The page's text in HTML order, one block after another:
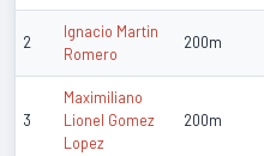
2
Ignacio Martin
Romero
200m
3
Maximiliano
Lionel Gomez
Lopez
200m